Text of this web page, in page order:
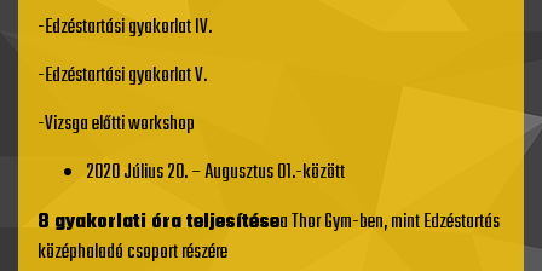
-Edzéstartási gyakorlat IV.
-Edzéstartási gyakorlat V.
-Vizsga előtti workshop
2020 Július 20. – Augusztus 01.-között
8 gyakorlati óra teljesítésea Thor Gym-ben, mint Edzéstartás
középhaladó csoport részére